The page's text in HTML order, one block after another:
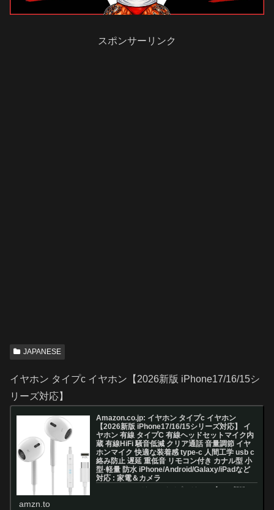
スポンサーリンク
JAPANESE
イヤホン タイプc イヤホン【2026新版 iPhone17/16/15シ
リーズ対応】
Amazon.co.jp: イヤホン タイプc イヤホン
【2026新版 iPhone17/16/15シリーズ対応】 イ
ヤホン 有線 タイプC 有線ヘッドセットマイク内
蔵 有線HiFi 騒音低減 クリア通話 音量調節 イヤ
ホンマイク 快適な装着感 type-c 人間工学 usb c
絡み防止 遅延 重低音 リモコン付き カナル型 小
型·軽量 防水 iPhone/Android/Galaxy/iPadなど
対応 : 家電＆カメラ
amzn.to